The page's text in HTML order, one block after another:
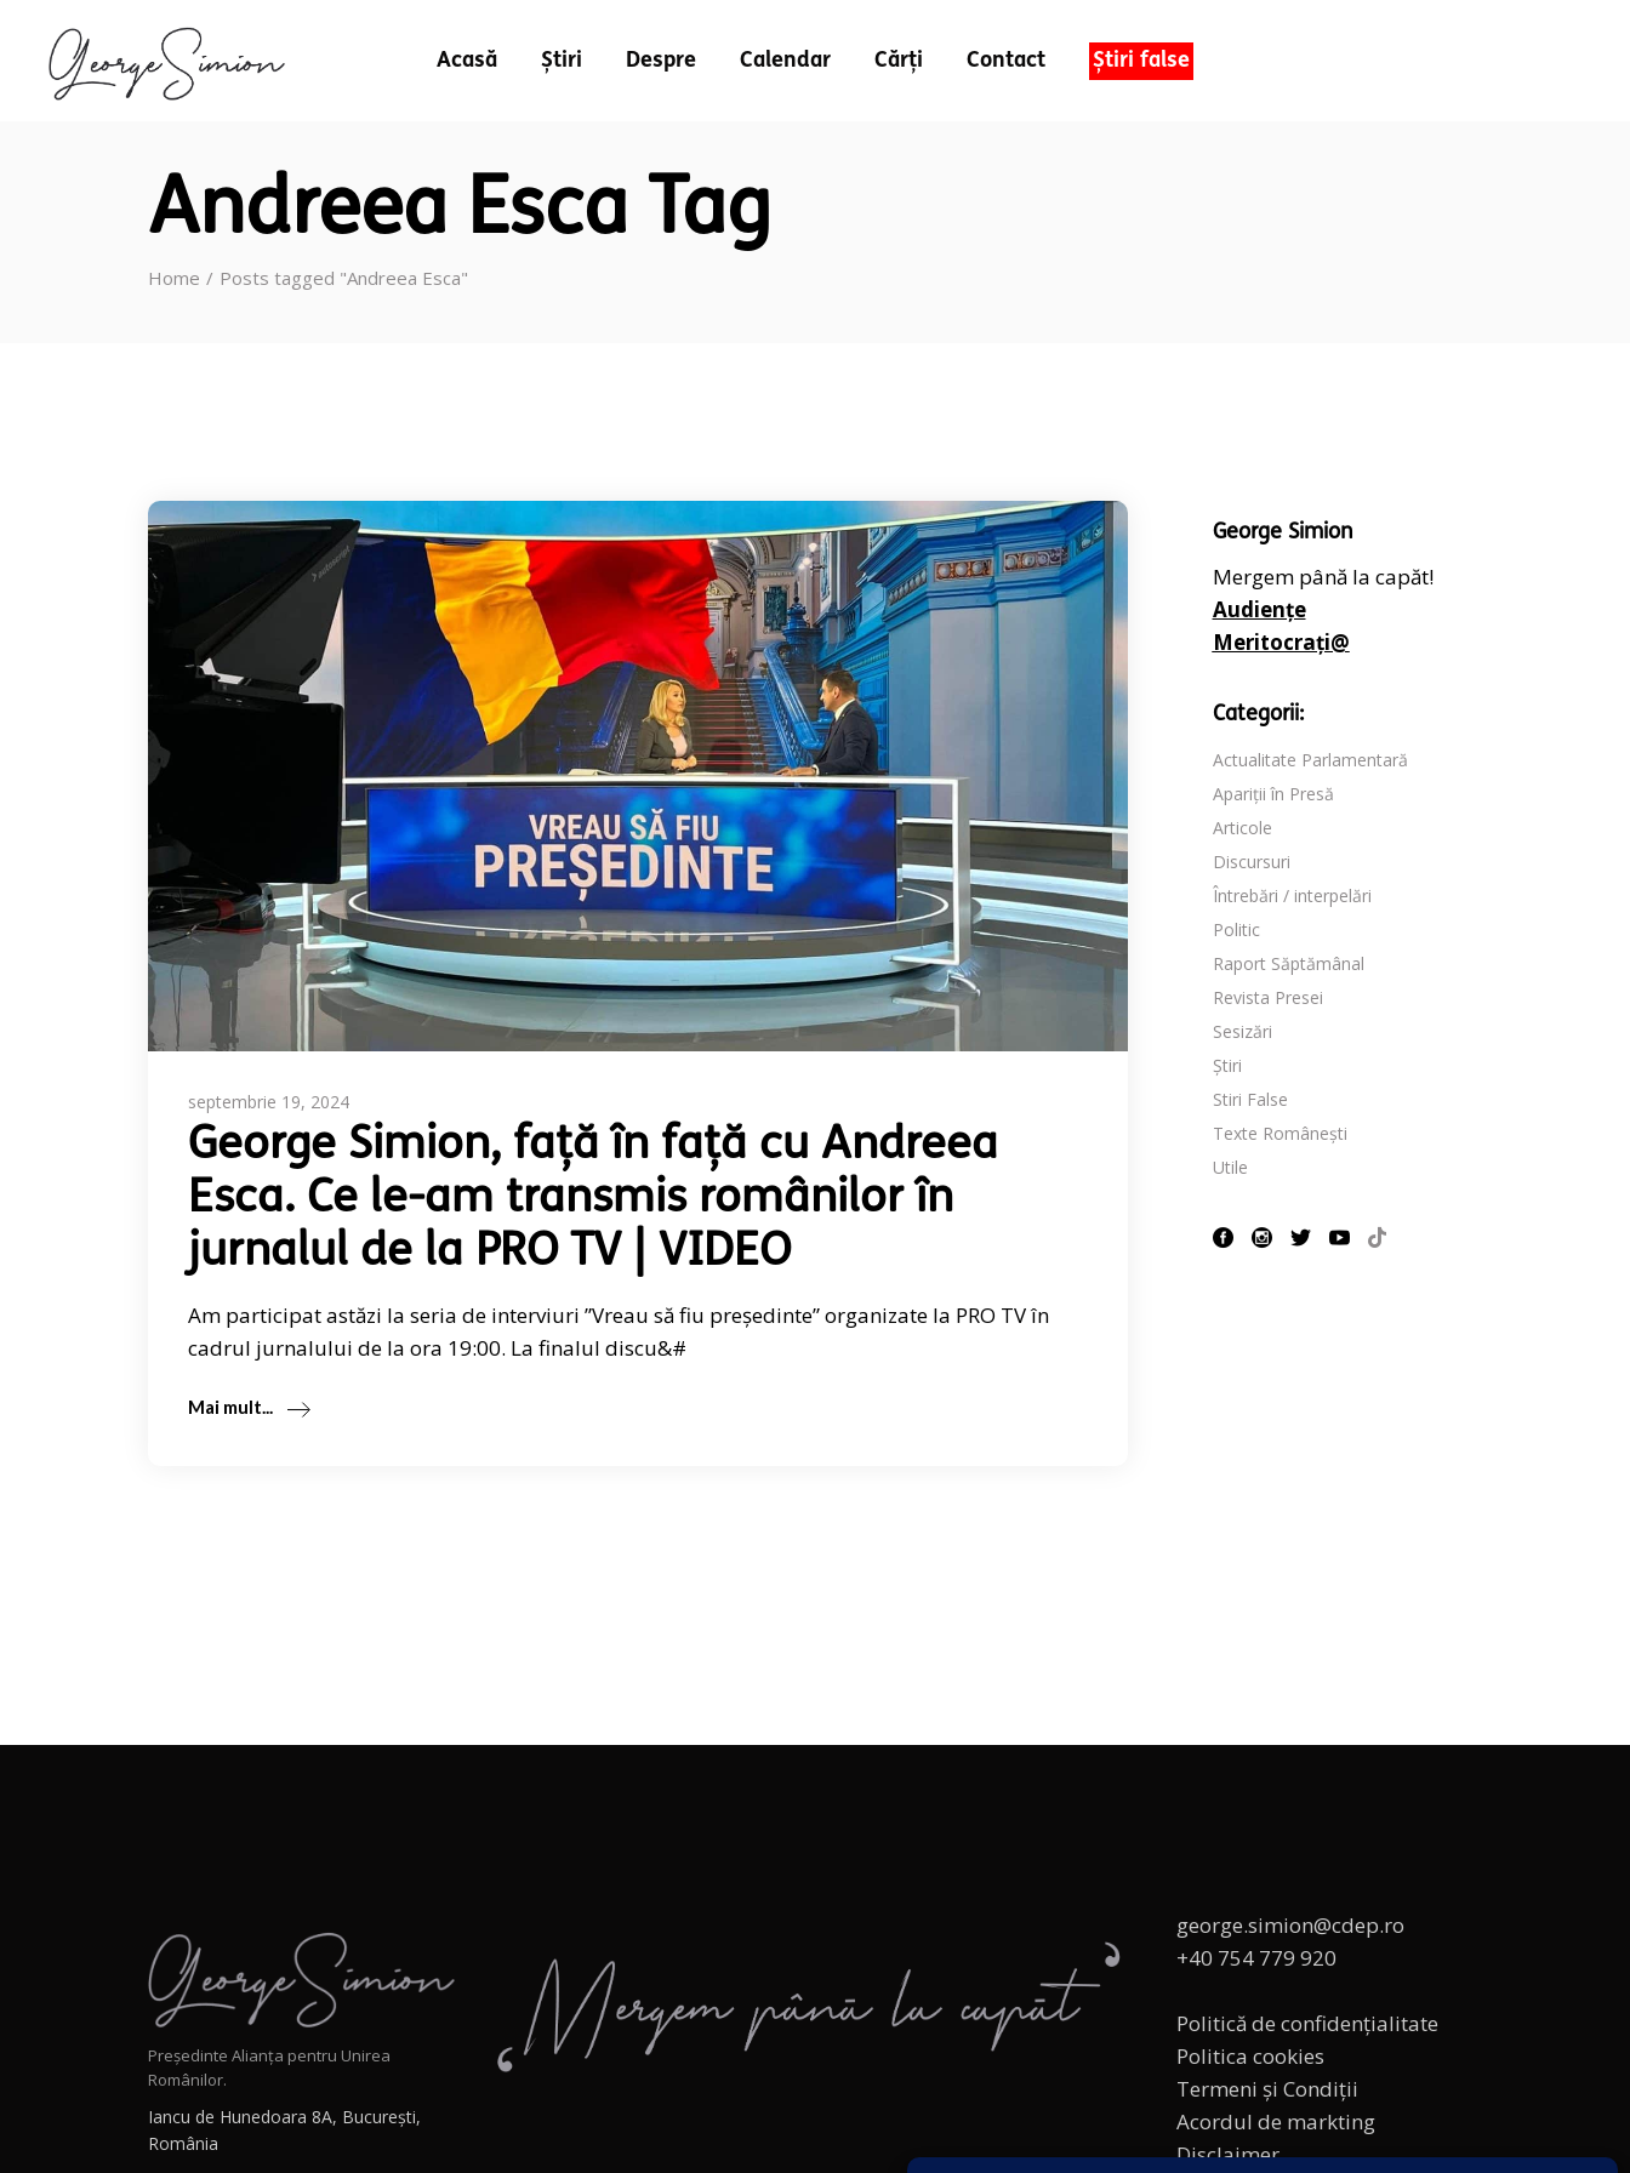
Acasă Știri Despre Calendar Cărți Contact Știri false
Andreea Esca Tag
Home Posts tagged "Andreea Esca"
septembrie 19, 2024
George Simion, față în față cu Andreea
Esca. Ce le-am transmis românilor în
jurnalul de la PRO TV | VIDEO
Am participat astăzi la seria de interviuri ”Vreau să fiu președinte” organizate la PRO TV în
cadrul jurnalului de la ora 19:00. La finalul discu&#
Mai mult...
George Simion
Mergem până la capăt!
Audiențe
Meritocrați@
Categorii:
Actualitate Parlamentară
Apariții în Presă
Articole
Discursuri
Întrebări / interpelări
Politic
Raport Săptămânal
Revista Presei
Sesizări
Știri
Stiri False
Texte Românești
Utile
Președinte Alianța pentru Unirea
Românilor.
Iancu de Hunedoara 8A, București,
România
george.simion@cdep.ro
+40 754 779 920
Politică de confidențialitate
Politica cookies
Termeni și Condiții
Acordul de markting
Disclaimer